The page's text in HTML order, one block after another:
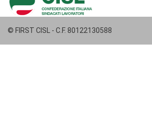
© FIRST CISL - C.F. 80122130588